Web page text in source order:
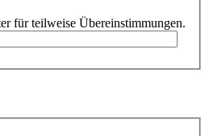
für teilweise Übereinstimmungen.